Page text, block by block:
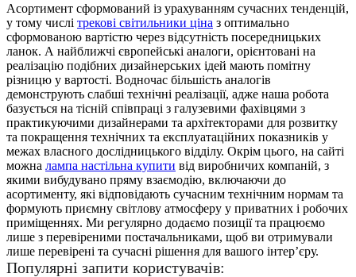
Асортимент сформований із урахуванням сучасних тенденцій,
у тому числі трекові світильники ціна з оптимально
сформованою вартістю через відсутність посередницьких
ланок. А найближчі європейські аналоги, орієнтовані на
реалізацію подібних дизайнерських ідей мають помітну
різницю у вартості. Водночас більшість аналогів
демонструють слабші технічні реалізації, адже наша робота
базується на тісній співпраці з галузевими фахівцями з
практикуючими дизайнерами та архітекторами для розвитку
та покращення технічних та експлуатаційних показників у
межах власного дослідницького відділу. Окрім цього, на сайті
можна лампа настільна купити від виробничих компаній, з
якими вибудувано пряму взаємодію, включаючи до
асортименту, які відповідають сучасним технічним нормам та
формують приємну світлову атмосферу у приватних і робочих
приміщеннях. Ми регулярно додаємо позиції та працюємо
лише з перевіреними постачальниками, щоб ви отримували
лише перевірені та сучасні рішення для вашого інтер’єру.
Популярні запити користувачів: